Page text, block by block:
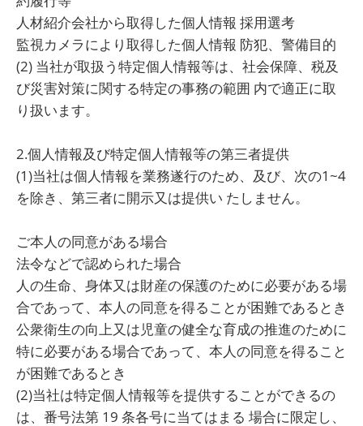
人材紹介会社から取得した個人情報 採用選考
監視カメラにより取得した個人情報 防犯、警備目的
(2) 当社が取扱う特定個人情報等は、社会保障、税及
び災害対策に関する特定の事務の範囲 内で適正に取
り扱います。
2.個人情報及び特定個人情報等の第三者提供
(1)当社は個人情報を業務遂行のため、及び、次の1~4
を除き、第三者に開示又は提供い たしません。
ご本人の同意がある場合
法令などで認められた場合
人の生命、身体又は財産の保護のために必要がある場
合であって、本人の同意を得ることが困難であるとき
公衆衛生の向上又は児童の健全な育成の推進のために
特に必要がある場合であって、本人の同意を得ること
が困難であるとき
(2)当社は特定個人情報等を提供することができるの
は、番号法第 19 条各号に当てはまる 場合に限定し、